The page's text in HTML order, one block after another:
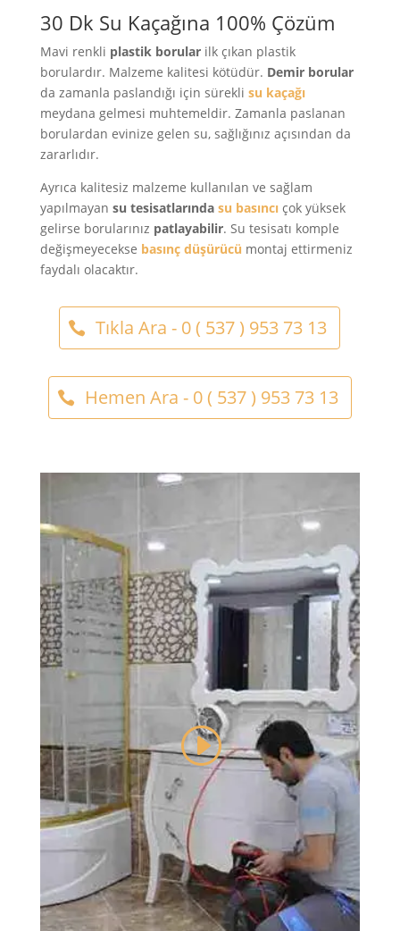
30 Dk Su Kaçağına 100% Çözüm
Mavi renkli plastik borularilk çıkan plastik
borulardır. Malzeme kalitesi kötüdür. Demir borular
da zamanla paslandığı için sürekli su kaçağı
meydana gelmesi muhtemeldir. Zamanla paslanan
borulardan evinize gelen su, sağlığınız açısından da
zararlıdır.
Ayrıca kalitesiz malzeme kullanılan ve sağlam
yapılmayan su tesisatlarında su basıncıçok yüksek
gelirse borularınız patlayabilir. Su tesisatı komple
değişmeyecekse basınç düşürücü montaj ettirmeniz
faydalı olacaktır.
Tıkla Ara - 0 ( 537 ) 953 73 13
Hemen Ara - 0 ( 537 ) 953 73 13